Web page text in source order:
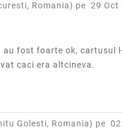
Romania) pe 29 Oct
au fost foarte ok, cartusul
caci era altcineva.
Golesti, Romania) pe